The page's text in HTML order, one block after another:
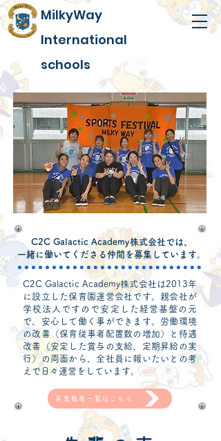
MilkyWay
International
schools
C2C Galactic Academy株式会社では、
​一緒に働いてくださる仲間を募集しています。
C2C Galactic Academy株式会社は2013年
に設立した保育園運営会社です。親会社が
学校法人ですので安定した経営基盤の元
で、安心して働く事ができます。労働環境
の改善（保育従事者配置数の増加）と待遇
改善（安定した賞与の支給、定期昇給の実
行）の両面から、全社員に報いたいとの考
えで日々運営をしています。
募集職種一覧はこちら